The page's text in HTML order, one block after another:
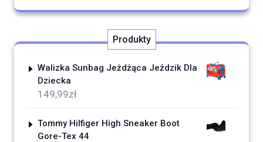
Produkty
Walizka Sunbag Jeżdżąca Jeździk Dla
Dziecka
149,99zł
Tommy Hilfiger High Sneaker Boot
Gore-Tex 44